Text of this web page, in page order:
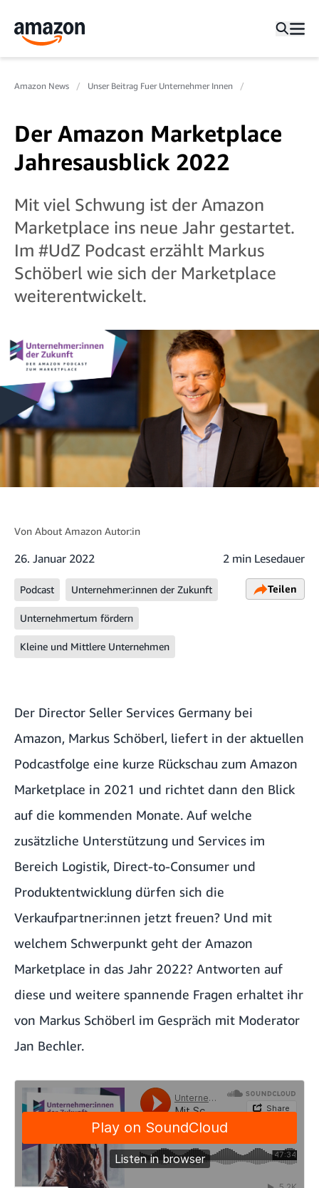
Amazon News Unser Beitrag Fuer Unternehmer Innen
Der Amazon Marketplace
Jahresausblick 2022
Mit viel Schwung ist der Amazon
Marketplace ins neue Jahr gestartet.
Im #UdZ Podcast erzählt Markus
Schöberl wie sich der Marketplace
weiterentwickelt.
Von About Amazon Autor:in
26. Januar 2022 2 min Lesedauer
Podcast Unternehmer:innen der Zukunft
Unternehmertum fördern
Kleine und Mittlere Unternehmen
Teilen
Der Director Seller Services Germany bei
Amazon, Markus Schöberl, liefert in der aktuellen
Podcastfolge eine kurze Rückschau zum Amazon
Marketplace in 2021 und richtet dann den Blick
auf die kommenden Monate. Auf welche
zusätzliche Unterstützung und Services im
Bereich Logistik, Direct-to-Consumer und
Produktentwicklung dürfen sich die
Verkaufpartner:innen jetzt freuen? Und mit
welchem Schwerpunkt geht der Amazon
Marketplace in das Jahr 2022? Antworten auf
diese und weitere spannende Fragen erhaltet ihr
von Markus Schöberl im Gespräch mit Moderator
Jan Bechler.